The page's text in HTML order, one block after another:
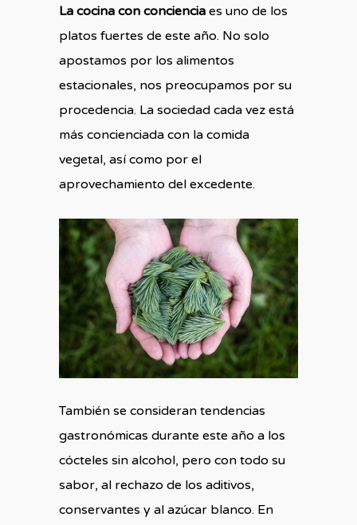
La cocina con conciencia es uno de los
platos fuertes de este año. No solo
apostamos por los alimentos
estacionales, nos preocupamos por su
procedencia. La sociedad cada vez está
más concienciada con la comida
vegetal, así como por el
aprovechamiento del excedente.
También se consideran tendencias
gastronómicas durante este año a los
cócteles sin alcohol, pero con todo su
sabor, al rechazo de los aditivos,
conservantes y al azúcar blanco. En